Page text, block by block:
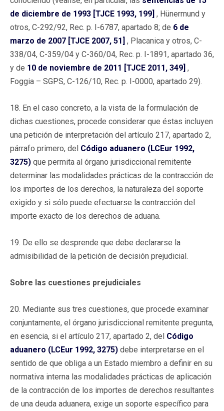
de diciembre de 1993 [TJCE 1993, 199] , Hünermund y
otros, C-292/92, Rec. p. I-6787, apartado 8; de 6 de
marzo de 2007 [TJCE 2007, 51] , Placanica y otros, C-
338/04, C-359/04 y C-360/04, Rec. p. I-1891, apartado 36,
y de 10 de noviembre de 2011 [TJCE 2011, 349] ,
Foggia – SGPS, C-126/10, Rec. p. I-0000, apartado 29).
18. En el caso concreto, a la vista de la formulación de
dichas cuestiones, procede considerar que éstas incluyen
una petición de interpretación del artículo 217, apartado 2,
párrafo primero, del Código aduanero (LCEur 1992,
3275) que permita al órgano jurisdiccional remitente
determinar las modalidades prácticas de la contracción de
los importes de los derechos, la naturaleza del soporte
exigido y si sólo puede efectuarse la contracción del
importe exacto de los derechos de aduana.
19. De ello se desprende que debe declararse la
admisibilidad de la petición de decisión prejudicial.
Sobre las cuestiones prejudiciales
20. Mediante sus tres cuestiones, que procede examinar
conjuntamente, el órgano jurisdiccional remitente pregunta,
en esencia, si el artículo 217, apartado 2, del Código
aduanero (LCEur 1992, 3275) debe interpretarse en el
sentido de que obliga a un Estado miembro a definir en su
normativa interna las modalidades prácticas de aplicación
de la contracción de los importes de derechos resultantes
de una deuda aduanera, exige un soporte específico para